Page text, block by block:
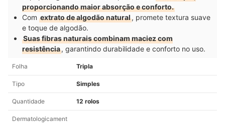
proporcionando maior absorção e conforto.
Com extrato de algodão natural, promete textura suave
e toque de algodão.
Suas fibras naturais combinam maciez com
resistência, garantindo durabilidade e conforto no uso.
Folha Tripla
Tipo Simples
Quantidade 12 rolos
Dermatologicament